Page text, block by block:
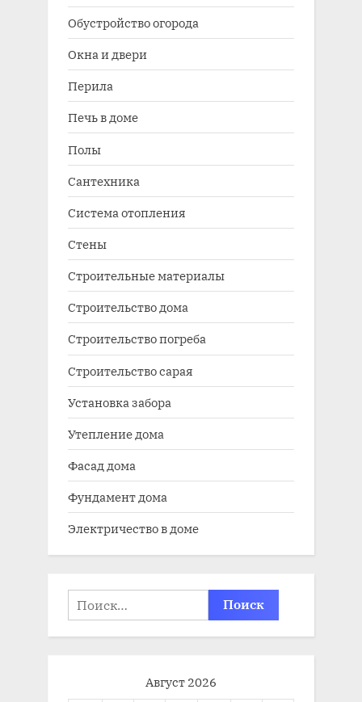
Обустройство огорода
Окна и двери
Перила
Печь в доме
Полы
Сантехника
Система отопления
Стены
Строительные материалы
Строительство дома
Строительство погреба
Строительство сарая
Установка забора
Утепление дома
Фасад дома
Фундамент дома
Электричество в доме
Найти:
Август 2026